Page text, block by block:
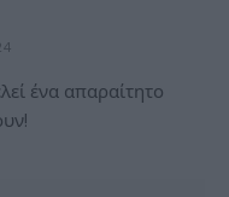
ένα απαραίτητο